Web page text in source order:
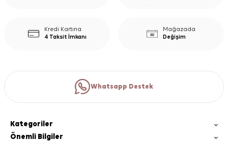
Kredi Kartına
4 Taksit İmkanı
Mağazada
Değişim
Whatsapp Destek
Kategoriler
Önemli Bilgiler